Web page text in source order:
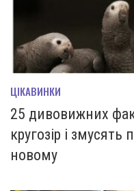
ЦІКАВИНКИ
25 дивовижних
кругозір і змусять
новому